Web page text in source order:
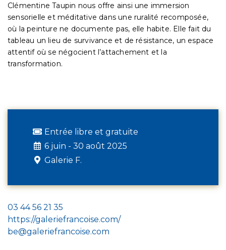
Clémentine Taupin nous offre ainsi une immersion
sensorielle et méditative dans une ruralité recomposée,
où la peinture ne documente pas, elle habite. Elle fait du
tableau un lieu de survivance et de résistance, un espace
attentif où se négocient l’attachement et la
transformation.
Entrée libre et gratuite
6 juin - 30 août 2025
Galerie F.
03 44 56 21 35
https://galeriefrancoise.com/
be@galeriefrancoise.com